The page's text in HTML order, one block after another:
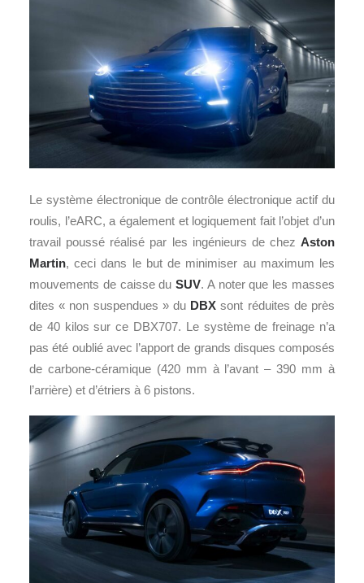
Le système électronique de contrôle électronique actif du
roulis, l’eARC, a également et logiquement fait l’objet d’un
travail poussé réalisé par les ingénieurs de chez Aston
Martin, ceci dans le but de minimiser au maximum les
mouvements de caisse duSUV. A noter que les masses
dites « non suspendues » du DBX sont réduites de près
de 40 kilos sur ce DBX707. Le système de freinage n’a
pas été oublié avec l’apport de grands disques composés
de carbone-céramique (420 mm à l’avant – 390 mm à
l’arrière) et d’étriers à 6 pistons.